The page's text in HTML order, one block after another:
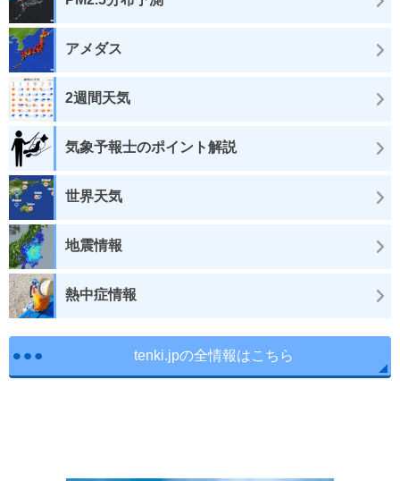
アメダス
2週間天気
気象予報士のポイント解説
世界天気
地震情報
熱中症情報
tenki.jpの全情報はこちら